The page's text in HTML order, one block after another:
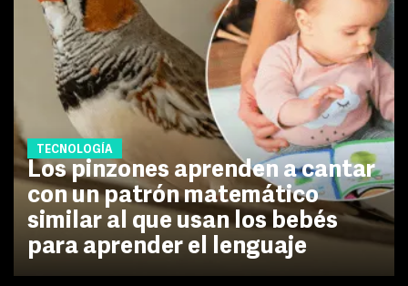
TECNOLOGÍA
Los pinzones aprenden a cantar
con un patrón matemático
similar al que usan los bebés
para aprender el lenguaje